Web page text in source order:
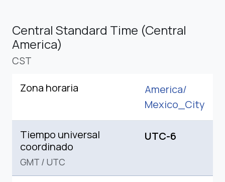
Central Standard Time (Central
America)
CST
Zona horaria
America/
Mexico_City
Tiempo universal
coordinado
GMT / UTC
UTC-6